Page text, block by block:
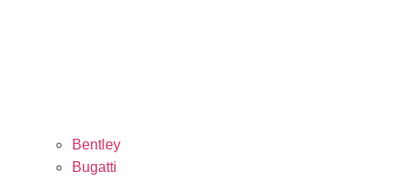
Bentley
Bugatti